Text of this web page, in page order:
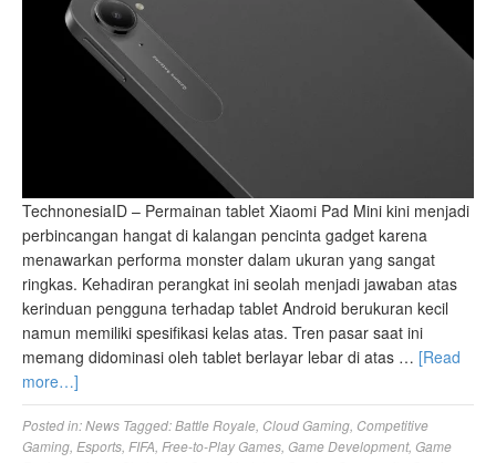
TechnonesiaID – Permainan tablet Xiaomi Pad Mini kini menjadi
perbincangan hangat di kalangan pencinta gadget karena
menawarkan performa monster dalam ukuran yang sangat
ringkas. Kehadiran perangkat ini seolah menjadi jawaban atas
kerinduan pengguna terhadap tablet Android berukuran kecil
namun memiliki spesifikasi kelas atas. Tren pasar saat ini
memang didominasi oleh tablet berlayar lebar di atas … [Read
more…]
Posted in:News Tagged:Battle Royale Cloud Gaming Competitive
Gaming Esports FIFA Free-to-Play Games Game Development, Game